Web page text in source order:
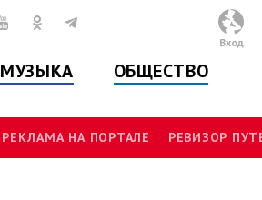
МУЗЫКА ОБЩЕСТВО
Вход
РЕКЛАМА НА ПОРТАЛЕ РЕВИЗОР